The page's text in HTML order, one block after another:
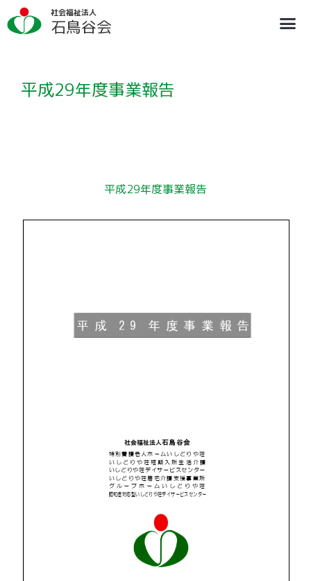
容
を
社会福祉法人
石鳥谷会
平成29年度事業報告
平成29年度事業報告